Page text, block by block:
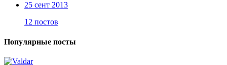
25 сент 2013
12 постов
Популярные посты